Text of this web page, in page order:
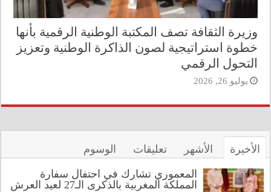
وزيرة الثقافة تصف المكتبة الوطنية الرقمية بأنها
خطوة استراتيجية لصون الذاكرة الوطنية وتعزيز
التحول الرقمي
يوليو 26, 2026
الأخيرة الأشهر تعليقات الوسوم
المعموري تشارك في احتفال سفارة
المملكة المغربية بالذكرى الـ27 لعيد العرش